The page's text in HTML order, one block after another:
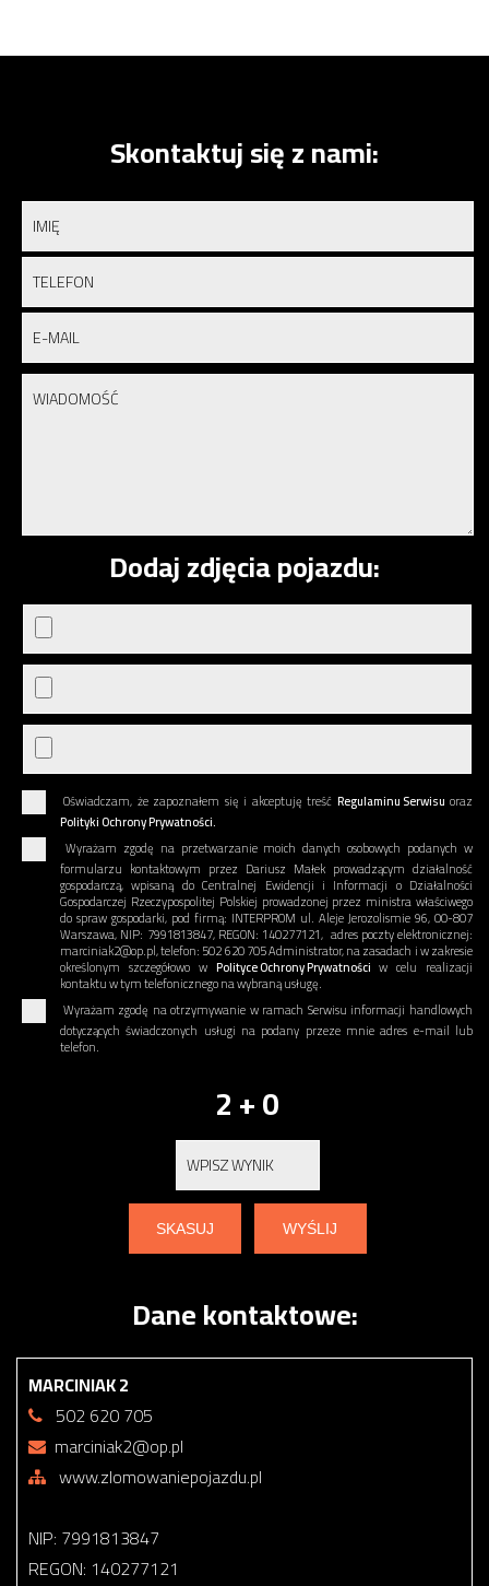
Skontaktuj się z nami:
Dodaj zdjęcia pojazdu:
Oświadczam, że zapoznałem się i akceptuję treść Regulaminu Serwisu oraz
Polityki Ochrony Prywatności.
Wyrażam zgodę na przetwarzanie moich danych osobowych podanych w
formularzu kontaktowym przez Dariusz Małek prowadzącym działalność
gospodarczą, wpisaną do Centralnej Ewidencji i Informacji o Działalności
Gospodarczej Rzeczypospolitej Polskiej prowadzonej przez ministra właściwego
do spraw gospodarki, pod firmą: INTERPROM ul. Aleje Jerozolismie 96, 00-807
Warszawa, NIP: 7991813847, REGON: 140277121, adres poczty elektronicznej:
marciniak2@op.pl, telefon: 502 620 705 Administrator, na zasadach i w zakresie
określonym szczegółowo w Polityce Ochrony Prywatności w celu realizacji
kontaktu w tym telefonicznego na wybraną usługę.
Wyrażam zgodę na otrzymywanie w ramach Serwisu informacji handlowych
dotyczących świadczonych usługi na podany przeze mnie adres e-mail lub
telefon.
2 + 0
Dane kontaktowe:
MARCINIAK 2
502 620 705
marciniak2@op.pl
www.zlomowaniepojazdu.pl
NIP: 7991813847
REGON: 140277121